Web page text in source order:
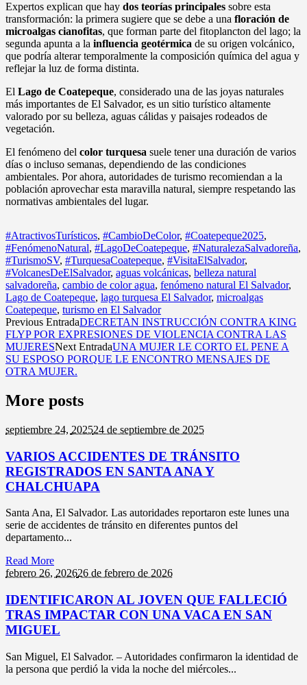
Expertos explican que hay dos teorías principales sobre esta
transformación: la primera sugiere que se debe a una floración de
microalgas cianofitas, que forman parte del fitoplancton del lago; la
segunda apunta a la influencia geotérmica de su origen volcánico,
que podría alterar temporalmente la composición química del agua y
reflejar la luz de forma distinta.
El Lago de Coatepeque, considerado una de las joyas naturales
más importantes de El Salvador, es un sitio turístico altamente
valorado por su belleza, aguas cálidas y paisajes rodeados de
vegetación.
El fenómeno del color turquesa suele tener una duración de varios
días o incluso semanas, dependiendo de las condiciones
ambientales. Por ahora, autoridades de turismo recomiendan a la
población aprovechar esta maravilla natural, siempre respetando las
normativas ambientales del lugar.
#AtractivosTurísticos, #CambioDeColor, #Coatepeque2025,
#FenómenoNatural, #LagoDeCoatepeque, #NaturalezaSalvadoreña,
#TurismoSV, #TurquesaCoatepeque, #VisitaElSalvador,
#VolcanesDeElSalvador, aguas volcánicas, belleza natural
salvadoreña, cambio de color agua, fenómeno natural El Salvador,
Lago de Coatepeque, lago turquesa El Salvador, microalgas
Coatepeque, turismo en El Salvador
Previous EntradaDECRETAN INSTRUCCIÓN CONTRA KING
FLYP POR EXPRESIONES DE VIOLENCIA CONTRA LAS
MUJERESNext EntradaUNA MUJER LE CORTO EL PENE A
SU ESPOSO PORQUE LE ENCONTRO MENSAJES DE
OTRA MUJER.
More posts
septiembre 24, 202524 de septiembre de 2025
VARIOS ACCIDENTES DE TRÁNSITO
REGISTRADOS EN SANTA ANA Y
CHALCHUAPA
Santa Ana, El Salvador. Las autoridades reportaron este lunes una
serie de accidentes de tránsito en diferentes puntos del
departamento...
Read More
febrero 26, 202626 de febrero de 2026
IDENTIFICARON AL JOVEN QUE FALLECIÓ
TRAS IMPACTAR CON UNA VACA EN SAN
MIGUEL
San Miguel, El Salvador. – Autoridades confirmaron la identidad de
la persona que perdió la vida la noche del miércoles...